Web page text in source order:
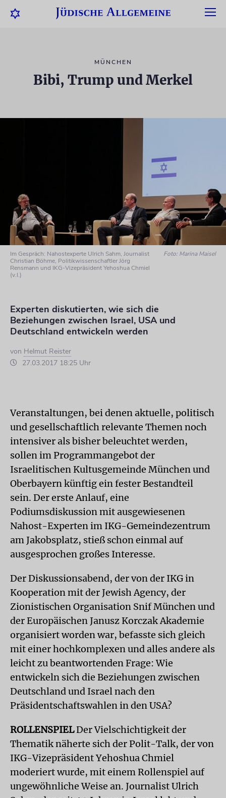
MÜNCHEN
Bibi, Trump und Merkel
Im Gespräch: Nahostexperte Ulrich Sahm, Journalist
Christian Böhme, Politikwissenschaftler Jörg
Rensmann und IKG-Vizepräsident Yehoshua Chmiel
(v.l.)
Foto: Marina Maisel
Experten diskutierten, wie sich die
Beziehungen zwischen Israel, USA und
Deutschland entwickeln werden
von Helmut Reister
27.03.2017 18:25 Uhr
Veranstaltungen, bei denen aktuelle, politisch
und gesellschaftlich relevante Themen noch
intensiver als bisher beleuchtet werden,
sollen im Programmangebot der
Israelitischen Kultusgemeinde München und
Oberbayern künftig ein fester Bestandteil
sein. Der erste Anlauf, eine
Podiumsdiskussion mit ausgewiesenen
Nahost-Experten im IKG-Gemeindezentrum
am Jakobsplatz, stieß schon einmal auf
ausgesprochen großes Interesse.
Der Diskussionsabend, der von der IKG in
Kooperation mit der Jewish Agency, der
Zionistischen Organisation Snif München und
der Europäischen Janusz Korczak Akademie
organisiert worden war, befasste sich gleich
mit einer hochkomplexen und alles andere als
leicht zu beantwortenden Frage: Wie
entwickeln sich die Beziehungen zwischen
Deutschland und Israel nach den
Präsidentschaftswahlen in den USA?
ROLLENSPIELDer Vielschichtigkeit der
Thematik näherte sich der Polit-Talk, der von
IKG-Vizepräsident Yehoshua Chmiel
moderiert wurde, mit einem Rollenspiel auf
ungewöhnliche Weise an. Journalist Ulrich